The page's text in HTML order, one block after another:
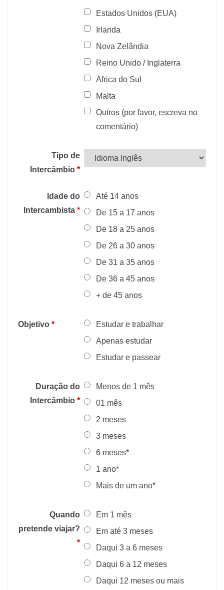
Estados Unidos (EUA)
Irlanda
Nova Zelândia
Reino Unido / Inglaterra
África do Sul
Malta
Outros (por favor, escreva no
comentário)
Tipo de
Intercâmbio*
Idade do
Intercambista*
Até 14 anos
De 15 a 17 anos
De 18 a 25 anos
De 26 a 30 anos
De 31 a 35 anos
De 36 a 45 anos
+ de 45 anos
Objetivo *
Estudar e trabalhar
Apenas estudar
Estudar e passear
Duração do
Intercâmbio*
Menos de 1 mês
01 mês
2 meses
3 meses
6 meses*
1 ano*
Mais de um ano*
Quando
pretende viajar?
*
Em 1 mês
Em até 3 meses
Daqui 3 a 6 meses
Daqui 6 a 12 meses
Daqui 12 meses ou mais